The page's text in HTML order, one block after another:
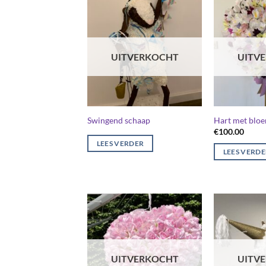
UITVERKOCHT
Swingend schaap
LEES VERDER
Hart met
€100.00
LEES
UITVERKOCHT